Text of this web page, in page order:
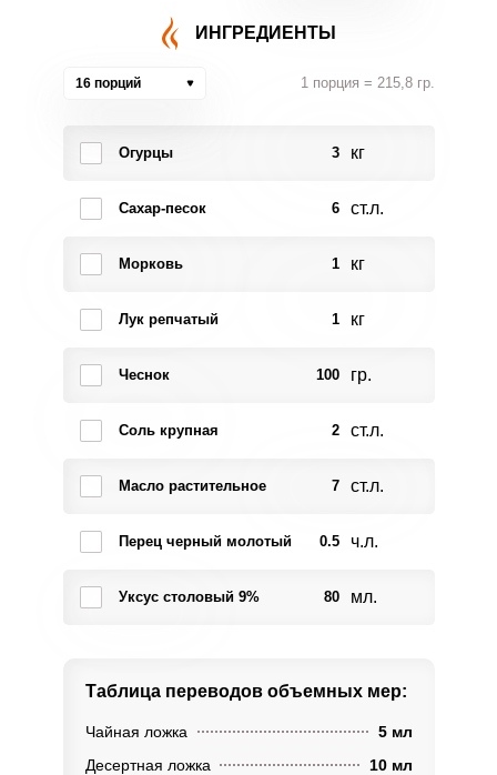
ИНГРЕДИЕНТЫ
16 порций 1 порция = 215,8 гр.
Огурцы 3 кг
Сахар-песок 6 ст.л.
Морковь 1 кг
Лук репчатый 1 кг
Чеснок 100 гр.
Соль крупная 2 ст.л.
Масло растительное 7 ст.л.
Перец черный молотый 0.5 ч.л.
Уксус столовый 9% 80 мл.
Таблица переводов объемных мер:
Чайная ложка
5 мл
Десертная ложка
10 мл